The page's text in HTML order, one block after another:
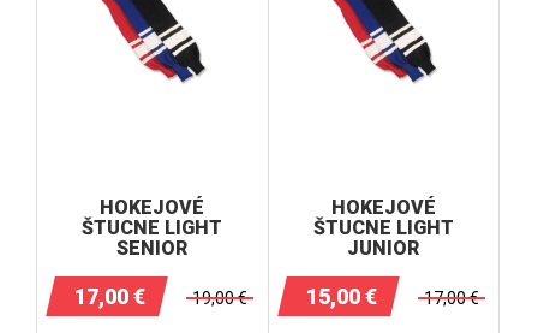
HOKEJOVÉ
ŠTUCNE LIGHT
SENIOR
17,00€ 19,00€
HOKEJOVÉ
ŠTUCNE LIGHT
JUNIOR
15,00€ 17,00€